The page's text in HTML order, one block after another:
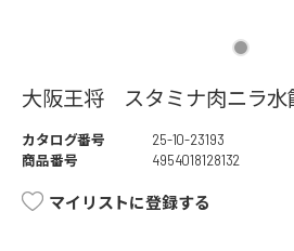
大阪王将 スタミナ肉ニラ水
カタログ番号
25-10-23193
商品番号
4954018128132
マイリストに登録する